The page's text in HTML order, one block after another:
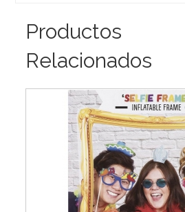
Productos
Relacionados